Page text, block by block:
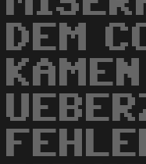
DEM